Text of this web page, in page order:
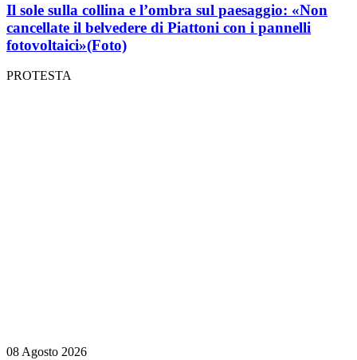
Il sole sulla collina e l’ombra sul paesaggio: «Non
cancellate il belvedere di Piattoni con i pannelli
fotovoltaici»(Foto)
PROTESTA
08 Agosto 2026